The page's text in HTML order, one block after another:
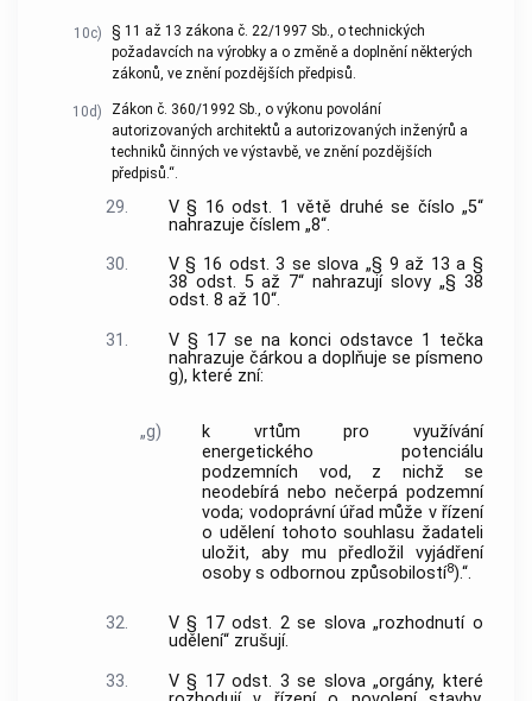
10c)
§ 11 až 13 zákona č. 22/1997 Sb., o technických
požadavcích na výrobky a o změně a doplnění některých
zákonů, ve znění pozdějších předpisů.
10d)
Zákon č. 360/1992 Sb., o výkonu povolání
autorizovaných architektů a autorizovaných inženýrů a
techniků činných ve výstavbě, ve znění pozdějších
předpisů.“.
29.
V § 16 odst. 1 větě druhé se číslo „5“
nahrazuje číslem „8“.
30.
V § 16 odst. 3 se slova „§ 9 až 13 a §
38 odst. 5 až 7“ nahrazují slovy „§ 38
odst. 8 až 10“.
31.
V § 17 se na konci odstavce 1 tečka
nahrazuje čárkou a doplňuje se písmeno
g), které zní:
„g)
k vrtům pro využívání
energetického potenciálu
podzemních vod, z nichž se
neodebírá nebo nečerpá podzemní
voda; vodoprávní úřad může v řízení
o udělení tohoto souhlasu žadateli
uložit, aby mu předložil vyjádření
osoby s odbornou způsobilostí8).“.
32.
V § 17 odst. 2 se slova „rozhodnutí o
udělení“ zrušují.
33.
V § 17 odst. 3 se slova „orgány, které